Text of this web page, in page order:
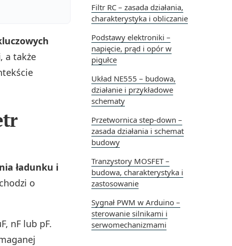
Filtr RC – zasada działania,
charakterystyka i obliczanie
Podstawy elektroniki –
napięcie, prąd i opór w
pigułce
Układ NE555 – budowa,
działanie i przykładowe
schematy
Przetwornica step-down –
zasada działania i schemat
budowy
Tranzystory MOSFET –
budowa, charakterystyka i
zastosowanie
Sygnał PWM w Arduino –
sterowanie silnikami i
serwomechanizmami
, a także
ładunku i
o
nF lub pF.